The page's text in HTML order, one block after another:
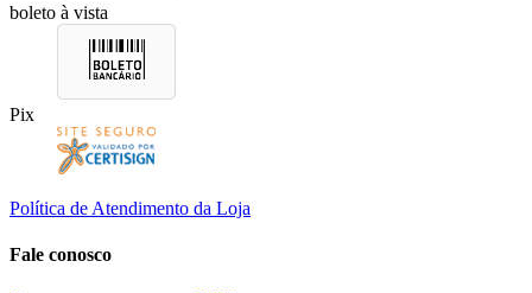
boleto à vista
Pix
Política de Atendimento da Loja
Fale conosco